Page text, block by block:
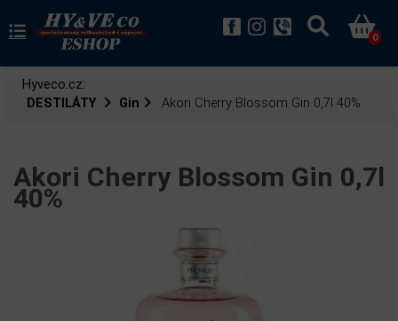
0
Hyveco.cz:
DESTILÁTY
Gin Akori Cherry Blossom Gin 0,7l 40%
Akori Cherry Blossom Gin 0,7l
40%